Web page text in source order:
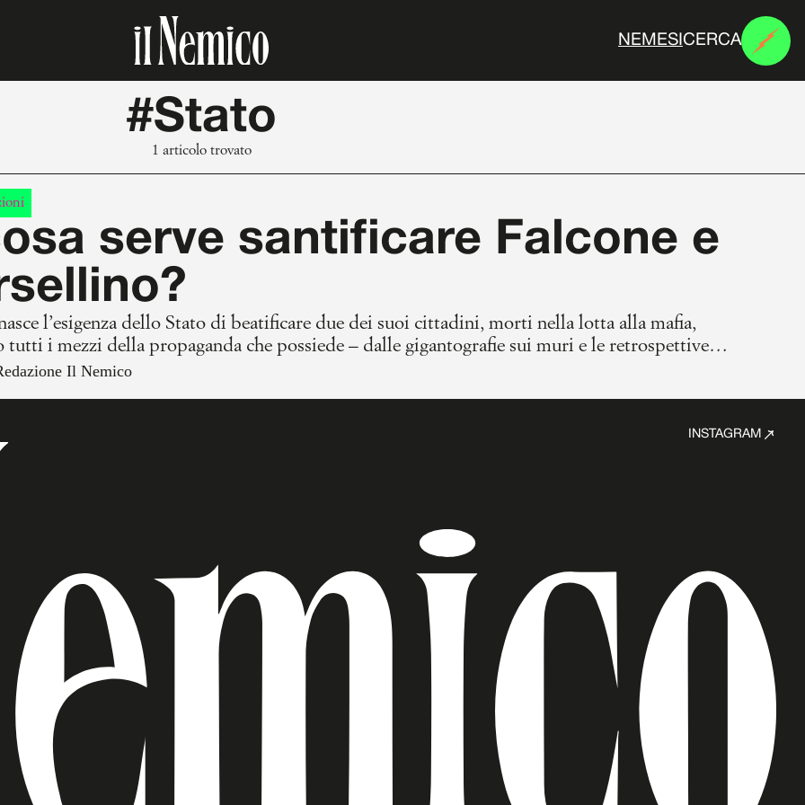
N E M ES CERCA
#Stato
1 articolo trovato
serve santificare Falcone e
l’esigenza dello Stato di beatificare due dei suoi cittadini, morti nella lotta alla mafia,
tutti i mezzi della propaganda che possiede – dalle gigantografie sui muri e le retrospettive
fino alla toponomastica e la genuflessione a favor di telecamera delle cariche dello Stato? Si
Il Nemico
INSTAGRAM